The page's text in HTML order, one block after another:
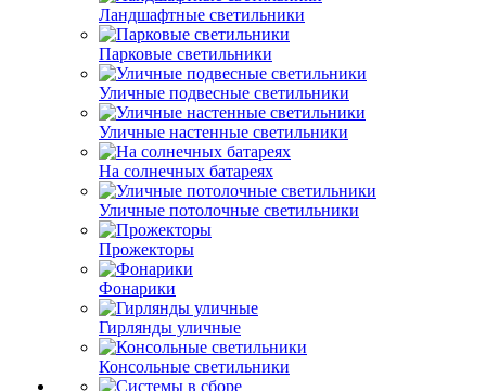
Ландшафтные светильники
Парковые светильники
Уличные подвесные светильники
Уличные настенные светильники
На солнечных батареях
Уличные потолочные светильники
Прожекторы
Фонарики
Гирлянды уличные
Консольные светильники